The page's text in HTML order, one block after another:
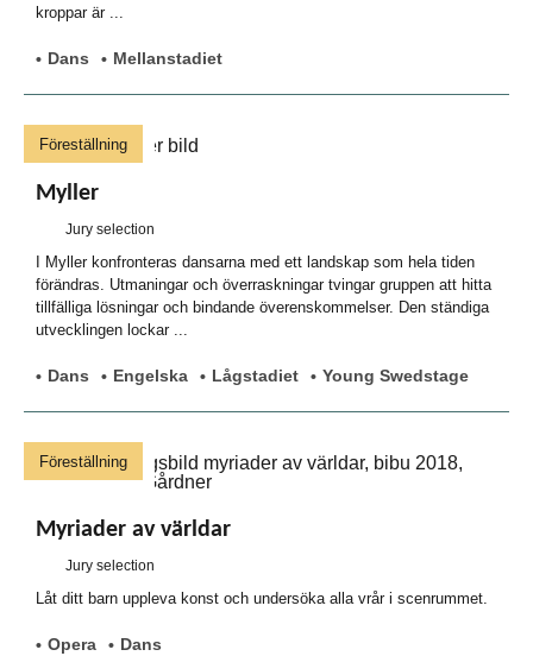
kroppar är ...
Dans Mellanstadiet
Myller
Jury selection
Föreställning
I Myller konfronteras dansarna med ett landskap som hela tiden
förändras. Utmaningar och överraskningar tvingar gruppen att hitta
tillfälliga lösningar och bindande överenskommelser. Den ständiga
utvecklingen lockar ...
Dans Engelska Lågstadiet Young Swedstage
Myriader av världar
Jury selection
Föreställning
Låt ditt barn uppleva konst och undersöka alla vrår i scenrummet.
Opera Dans